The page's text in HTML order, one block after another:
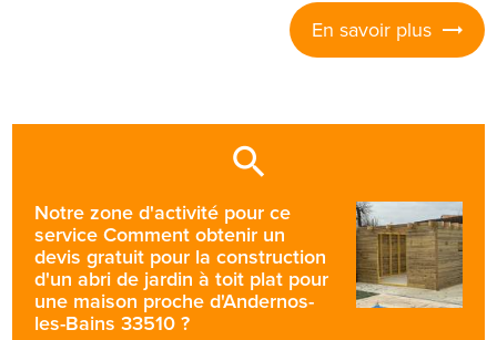
En savoir plus
Notre zone d'activité pour ce
service Comment obtenir un
devis gratuit pour la construction
d'un abri de jardin à toit plat pour
une maison proche d'Andernos-
les-Bains 33510 ?